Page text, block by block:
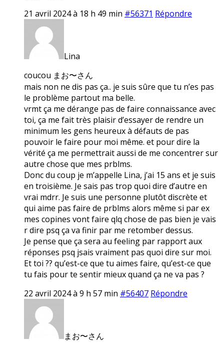
21 avril 2024 à 18 h 49 min #56371 Répondre
Lina
coucou まお〜さん
mais non ne dis pas ça.. je suis sûre que tu n’es pas
le problème partout ma belle.
vrmt ça me dérange pas de faire connaissance avec
toi, ça me fait très plaisir d’essayer de rendre un
minimum les gens heureux à défauts de pas
pouvoir le faire pour moi même. et pour dire la
vérité ça me permettrait aussi de me concentrer sur
autre chose que mes prblms.
Donc du coup je m’appelle Lina, j’ai 15 ans et je suis
en troisième. Je sais pas trop quoi dire d’autre en
vrai mdrr. Je suis une personne plutôt discrète et
qui aime pas faire de prblms alors même si par ex
mes copines vont faire qlq chose de pas bien je vais
r dire psq ça va finir par me retomber dessus.
Je pense que ça sera au feeling par rapport aux
réponses psq jsais vraiment pas quoi dire sur moi.
Et toi ?? qu’est-ce que tu aimes faire, qu’est-ce que
tu fais pour te sentir mieux quand ça ne va pas ?
22 avril 2024 à 9 h 57 min #56407 Répondre
まお〜さん